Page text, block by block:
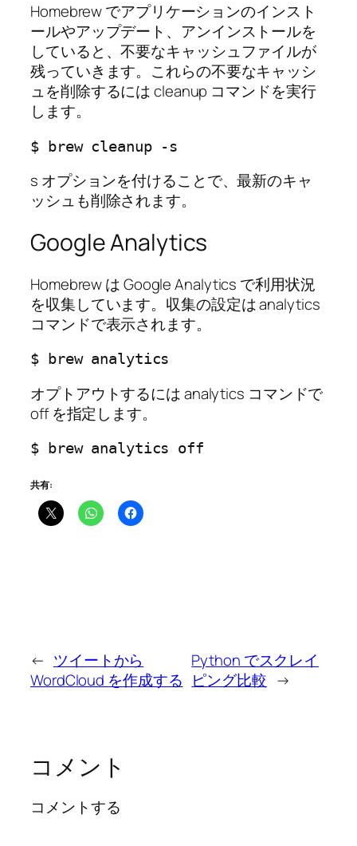
Homebrew でアプリケーションのインスト
ールやアップデート、アンインストールを
していると、不要なキャッシュファイルが
残っていきます。これらの不要なキャッシ
ュを削除するには cleanup コマンドを実行
します。
$ brew cleanup -s
s オプションを付けることで、最新のキャ
ッシュも削除されます。
Google Analytics
Homebrew は Google Analytics で利用状況
を収集しています。収集の設定は analytics
コマンドで表示されます。
$ brew analytics
オプトアウトするには analytics コマンドで
off を指定します。
$ brew analytics off
共有:
← ツイートから
WordCloud を作成する
Python でスクレイ
ピング比較 →
コメント
コメントする